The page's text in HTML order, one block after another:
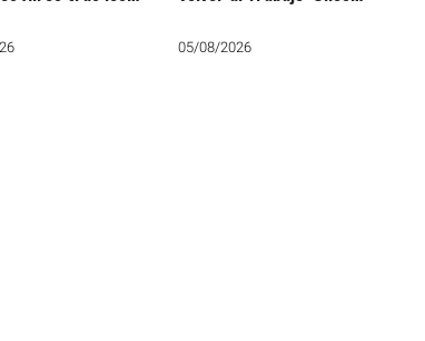
de cobrar
05/08/2026